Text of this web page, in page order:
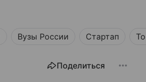
Вузы России Стартап
Поделиться